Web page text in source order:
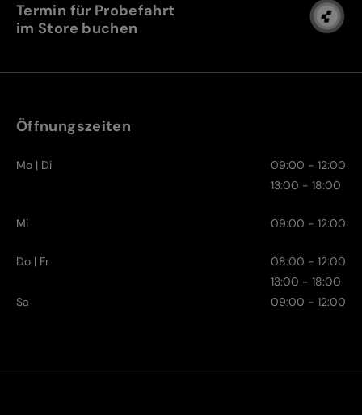
Termin für Probefahrt
im Store buchen
Öffnungszeiten
Mo | Di
09:00 - 12:00
13:00 - 18:00
Mi 09:00 - 12:00
Do | Fr
08:00 - 12:00
13:00 - 18:00
Sa
09:00 - 12:00